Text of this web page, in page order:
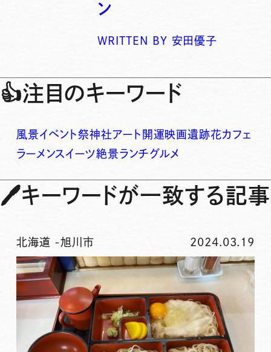
ン
WRITTEN BY 安田優子
👍注目のキーワード
風景イベント祭神社アート 開運映画遺跡花カフェ
ラーメンスイーツ絶景ランチグルメ
🖊キーワードが一致する記事
北海道 -旭川市 2024.03.19